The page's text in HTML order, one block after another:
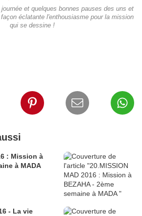
et quelques bonnes pauses des uns et
éclatante l'enthousiasme pour la mission
qui se dessine !
: Mission à
à MADA
- La vie